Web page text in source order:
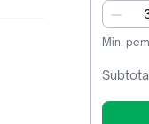
jumlah
Min.